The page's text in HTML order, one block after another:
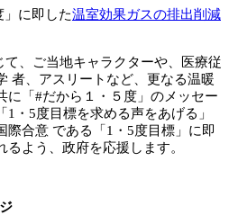
に即した温室効果ガスの排出削減
て、ご当地キャラクターや、医療従
者、アスリートなど、更なる温暖
に「#だから１・５度」のメッセー
・5度目標を求める声をあげる」
際合意 である「1・5度目標」に即
よう、政府を応援します。